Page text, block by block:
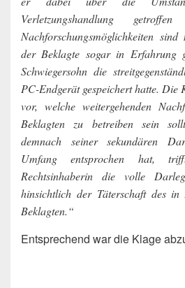
Verletzungshandlung
Nachforschungsmöglichkeiten
der Beklagte sogar in Erfahrung
Schwiegersohn die
PC-Endgerät gespeichert hatte.
vor, welche weitergehenden
Beklagten zu betreiben sein
demnach seiner sekundären
Umfang entsprochen hat,
Rechtsinhaberin die volle
hinsichtlich der Täterschaft des in
Beklagten.“
Entsprechend war die Klage